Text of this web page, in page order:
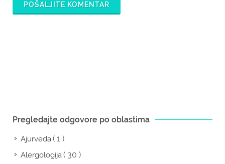
POŠALJITE KOMENTAR
Pregledajte odgovore po oblastima
Ajurveda( 1 )
Alergologija( 30 )